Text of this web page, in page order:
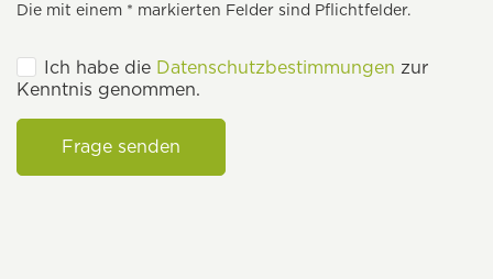
Die mit einem * markierten Felder sind Pflichtfelder.
Ich habe die Datenschutzbestimmungen zur
Kenntnis genommen.
Frage senden